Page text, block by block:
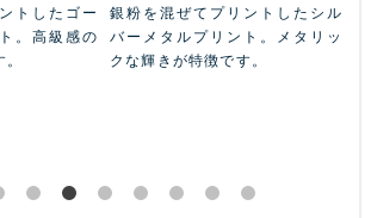
トなネオン
す。特色の
します。
インクにラメ粒子を足した印刷
方法。ベースカラーの選択で
様々な色のラメプリントが可能